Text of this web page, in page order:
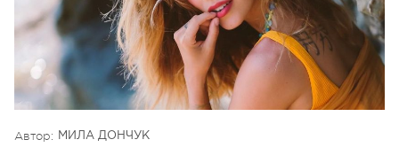
Автор: МИЛА ДОНЧУК